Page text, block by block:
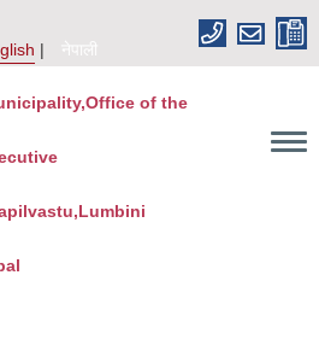
नेपाली
of the